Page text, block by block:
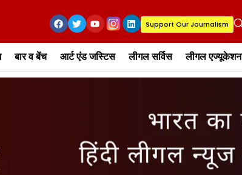
Support Our Journalism
बार व बेंच आर्ट एंड जस्टिस लीगल सर्विस लीगल एज्यूकेशन